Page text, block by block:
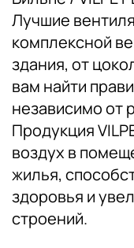
Лучшие
комплексной
здания, от
вам найти
независимо от
Продукция
воздух в
жилья,
здоровья и
строений.